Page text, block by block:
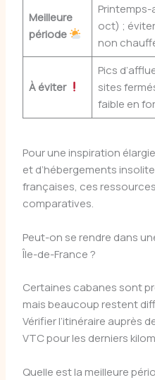
Meilleure
période
oct) ;
non
À éviter
Pics
sites
faible en
Pour une inspiration
et d’hébergements
françaises, ces
comparatives.
Peut-on se rendre dans
Île-de-France ?
Certaines cabanes sont
mais beaucoup restent
Vérifier l’itinéraire auprès
VTC pour les derniers
Quelle est la meilleure